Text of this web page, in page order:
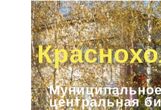
центральная